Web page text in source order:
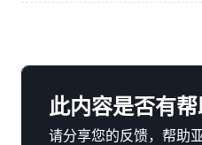
此内容是否有帮
请分享您的反馈，帮助